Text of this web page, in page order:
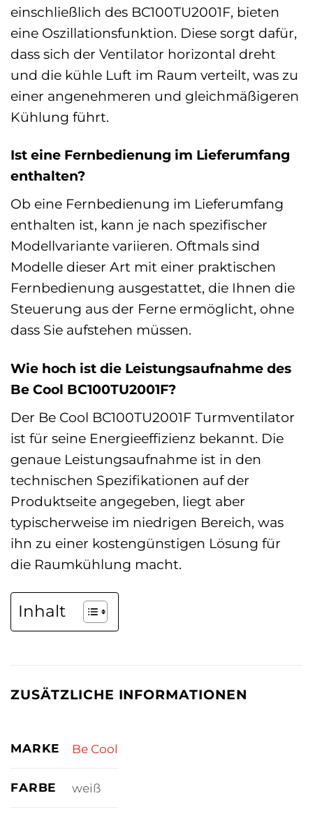
einschließlich des BC100TU2001F, bieten
eine Oszillationsfunktion. Diese sorgt dafür,
dass sich der Ventilator horizontal dreht
und die kühle Luft im Raum verteilt, was zu
einer angenehmeren und gleichmäßigeren
Kühlung führt.
Ist eine Fernbedienung im Lieferumfang
enthalten?
Ob eine Fernbedienung im Lieferumfang
enthalten ist, kann je nach spezifischer
Modellvariante variieren. Oftmals sind
Modelle dieser Art mit einer praktischen
Fernbedienung ausgestattet, die Ihnen die
Steuerung aus der Ferne ermöglicht, ohne
dass Sie aufstehen müssen.
Wie hoch ist die Leistungsaufnahme des
Be Cool BC100TU2001F?
Der Be Cool BC100TU2001F Turmventilator
ist für seine Energieeffizienz bekannt. Die
genaue Leistungsaufnahme ist in den
technischen Spezifikationen auf der
Produktseite angegeben, liegt aber
typischerweise im niedrigen Bereich, was
ihn zu einer kostengünstigen Lösung für
die Raumkühlung macht.
Inhalt
ZUSÄTZLICHE INFORMATIONEN
MARKE Be Cool
FARBE weiß